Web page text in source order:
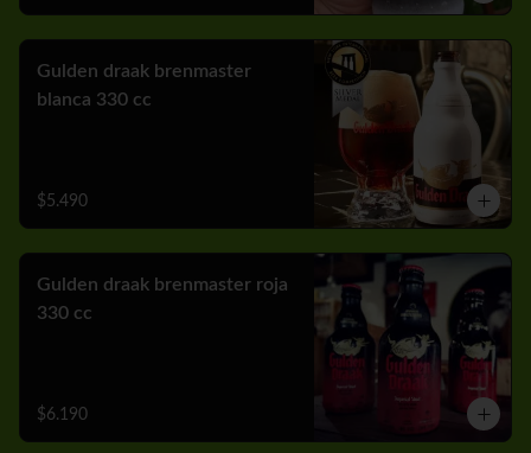
Gulden draak brenmaster
blanca 330 cc
$5.490
Gulden draak brenmaster roja
330 cc
$6.190